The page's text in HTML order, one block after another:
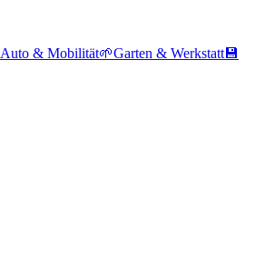
Auto & Mobilität🌱Garten & Werkstatt 💾